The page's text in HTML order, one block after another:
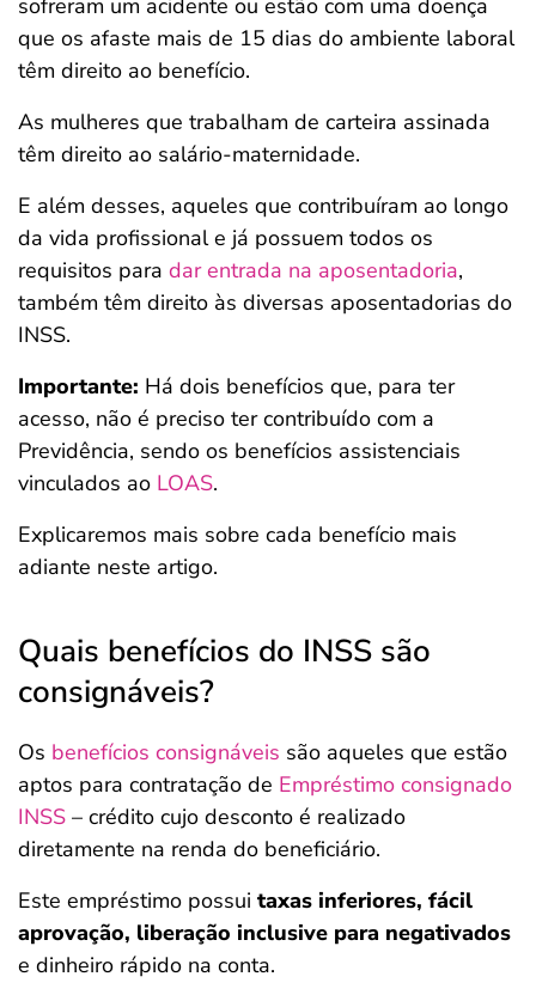
sofreram um acidente ou estão com uma doença
que os afaste mais de 15 dias do ambiente laboral
têm direito ao benefício.
As mulheres que trabalham de carteira assinada
têm direito ao salário-maternidade.
E além desses, aqueles que contribuíram ao longo
da vida profissional e já possuem todos os
requisitos para dar entrada na aposentadoria,
também têm direito às diversas aposentadorias do
INSS.
Importante: Há dois benefícios que, para ter
acesso, não é preciso ter contribuído com a
Previdência, sendo os benefícios assistenciais
vinculados ao LOAS.
Explicaremos mais sobre cada benefício mais
adiante neste artigo.
Quais benefícios do INSS são
consignáveis?
Os benefícios consignáveis são aqueles que estão
aptos para contratação de Empréstimo consignado
INSS – crédito cujo desconto é realizado
diretamente na renda do beneficiário.
Este empréstimo possui taxas inferiores, fácil
aprovação, liberação inclusive para negativados
e dinheiro rápido na conta.